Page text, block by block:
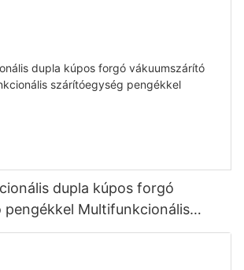
dupla kúpos forgó
pengékkel Multifunkcionális